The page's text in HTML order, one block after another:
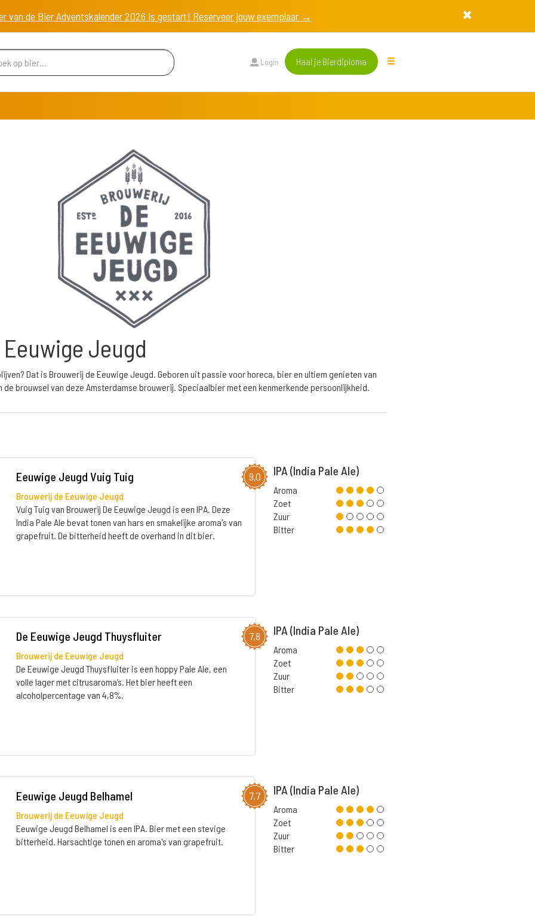
van de Bier Adventskalender 2026 is gestart! Reserveer jouw exemplaar →
Login Haal je Bierdiploma
Jeugd
Dat is Brouwerij de Eeuwige Jeugd. Geboren uit passie voor horeca, bier en ultiem genieten van
de brouwsel van deze Amsterdamse brouwerij. Speciaalbier met een kenmerkende persoonlijkheid.
9,0
Eeuwige Jeugd Vuig Tuig
Brouwerij de Eeuwige Jeugd
Vuig Tuig van Brouwerij De Eeuwige Jeugd is een IPA. Deze
India Pale Ale bevat tonen van hars en smakelijke aroma's van
grapefruit. De bitterheid heeft de overhand in dit bier.
IPA (India Pale Ale)
Aroma
Zoet
Zuur
Bitter
7,8
De Eeuwige Jeugd Thuysfluiter
Brouwerij de Eeuwige Jeugd
De Eeuwige Jeugd Thuysfluiter is een hoppy Pale Ale, een
volle lager met citrusaroma’s. Het bier heeft een
alcoholpercentage van 4,8%.
IPA (India Pale Ale)
Aroma
Zoet
Zuur
Bitter
7,7
Eeuwige Jeugd Belhamel
Brouwerij de Eeuwige Jeugd
Eeuwige Jeugd Belhamel is een IPA. Bier met een stevige
bitterheid. Harsachtige tonen en aroma's van grapefruit.
IPA (India Pale Ale)
Aroma
Zoet
Zuur
Bitter